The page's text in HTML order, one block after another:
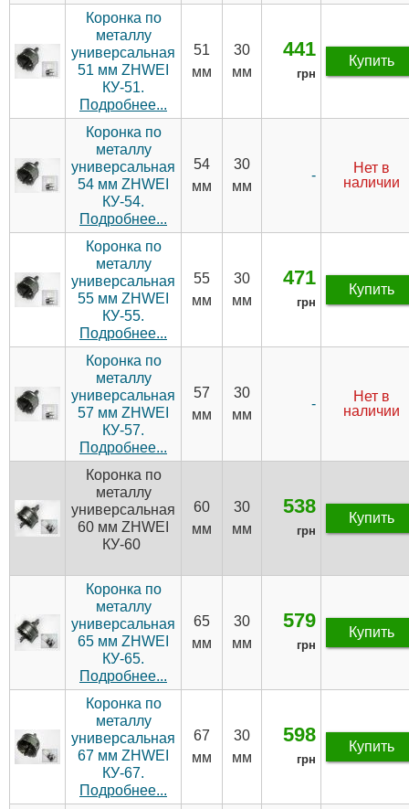
Коронка по
металлу
универсальная
51 мм ZHWEI
КУ-51.
Подробнее...
51
мм
30
мм
441
грн
Купить
Коронка по
металлу
универсальная
54 мм ZHWEI
КУ-54.
Подробнее...
54
мм
30
мм
-
Нет в
наличии
Коронка по
металлу
универсальная
55 мм ZHWEI
КУ-55.
Подробнее...
55
мм
30
мм
471
грн
Купить
Коронка по
металлу
универсальная
57 мм ZHWEI
КУ-57.
Подробнее...
57
мм
30
мм
-
Нет в
наличии
Коронка по
металлу
универсальная
60 мм ZHWEI
КУ-60
60
мм
30
мм
538
грн
Купить
Коронка по
металлу
универсальная
65 мм ZHWEI
КУ-65.
Подробнее...
65
мм
30
мм
579
грн
Купить
Коронка по
металлу
универсальная
67 мм ZHWEI
КУ-67.
Подробнее...
67
мм
30
мм
598
грн
Купить